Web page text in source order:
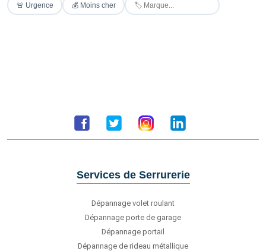
🚨 Urgence 💰 Moins cher
Services de Serrurerie
Dépannage volet roulant
Dépannage porte de garage
Dépannage portail
Dépannage de rideau métallique